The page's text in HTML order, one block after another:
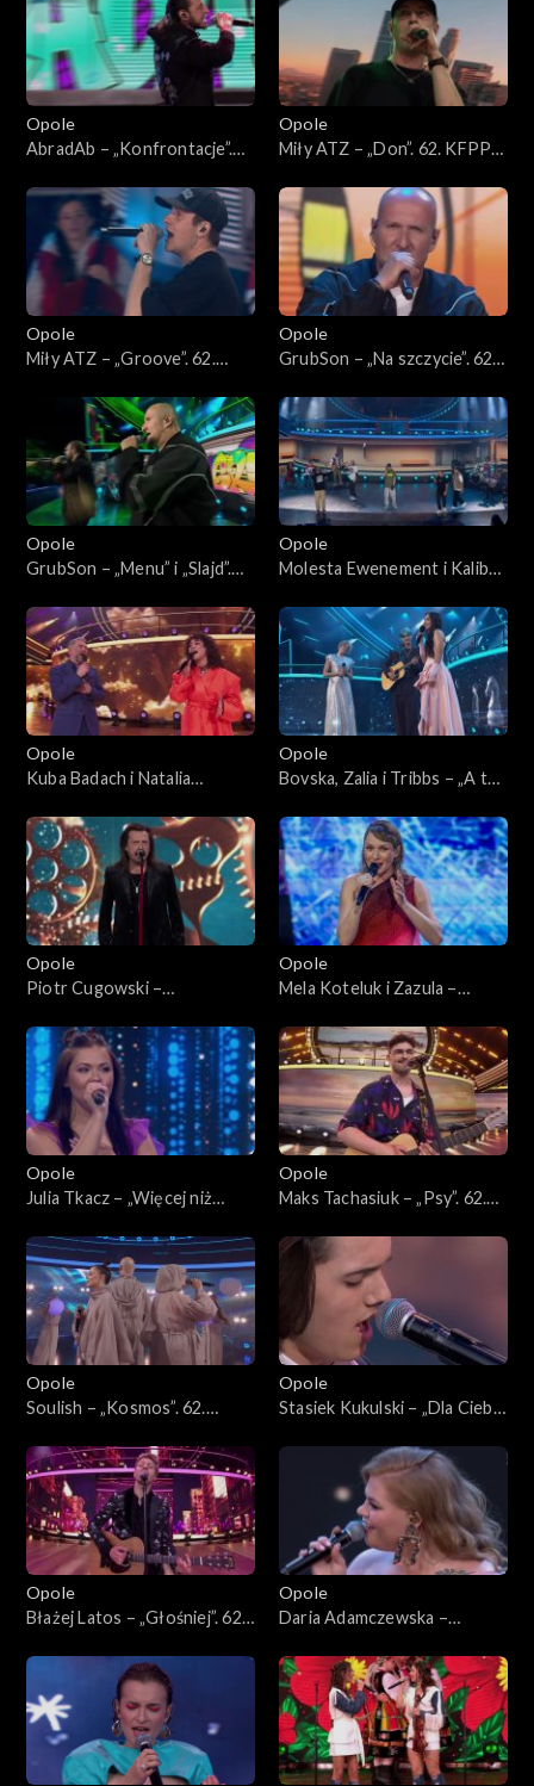
Jedno podwórko”
Opole
AbradAb – „Konfrontacje”.
Jedno podwórko”
Opole
Miły ATZ – „Don”. 62. KFPP:
podwórko”
Opole
Miły ATZ – „Groove”. 62.
Jedno podwórko”
Opole
GrubSon – „Na szczycie”. 62.
Jedno podwórko”
Opole
GrubSon – „Menu” i „Slajd”.
Jedno podwórko”
Opole
Molesta Ewenement i Kaliber
KFPP: Koncert „Hip-hop.
Jedno podwórko”
Opole
Kuba Badach i Natalia
nami”. 62. KFPP: Koncert
„Debiuty”
Opole
Bovska, Zalia i Tribbs – „A ty
Koncert „Debiuty”
Opole
Piotr Cugowski –
KFPP: Koncert „Debiuty”
Opole
Mela Koteluk i Zazula –
Koncert „Debiuty”
Opole
Julia Tkacz – „Więcej niż
„Debiuty”
Opole
Maks Tachasiuk – „Psy”. 62.
Opole
Soulish – „Kosmos”. 62.
Opole
Stasiek Kukulski – „Dla Ciebie
Koncert „Debiuty”
Opole
Błażej Latos – „Głośniej”. 62.
Opole
Daria Adamczewska –
Koncert „Debiuty”